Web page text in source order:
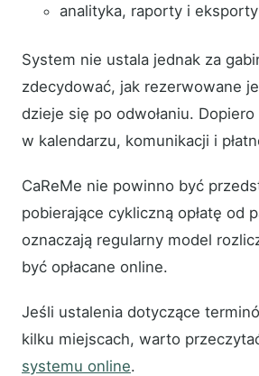
analityka, raporty i
System nie ustala jednak za
zdecydować, jak rezerwowane
dzieje się po odwołaniu.
w kalendarzu, komunikacji i
CaReMe nie powinno być
pobierające cykliczną opłatę od
oznaczają regularny model
być opłacane online.
Jeśli ustalenia dotyczące
kilku miejscach, warto
systemu online.